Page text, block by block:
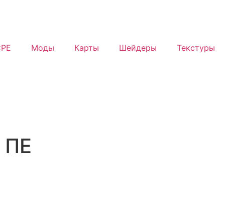
Моды Карты Шейдеры Текстуры
ПЕ